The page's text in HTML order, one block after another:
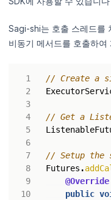
Sagi-shi는 호출 스레드를
비동기 메서드를 호출하
3
4
5
6
7
8
9
10
// Create a
// Get a
// Setup the
Futures .
@Override
public